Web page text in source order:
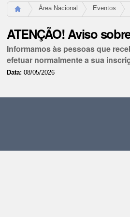
Área Nacional Eventos
ATENÇÃO! Aviso
Informamos às pessoas que
efetuar normalmente a sua
Data: 08/05/2026
documento